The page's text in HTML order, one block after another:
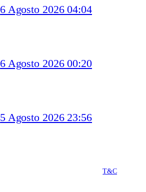
6 Agosto 2026 04:04
6 Agosto 2026 00:20
5 Agosto 2026 23:56
T&C